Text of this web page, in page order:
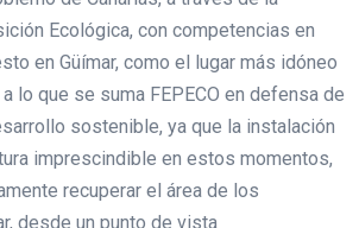
Ecológica, con competencias en
en Güímar, como el lugar más idóneo
lo que se suma FEPECO en defensa de
sostenible, ya que la instalación
imprescindible en estos momentos,
recuperar el área de los
desde un punto de vista